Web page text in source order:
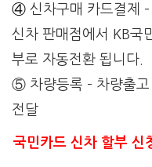
④ 신차구매 카드결제 –
신차 판매점에서 KB국
부로 자동전환 됩니다.
⑤ 차량등록 – 차량출
전달
국민카드 신차 할부 신